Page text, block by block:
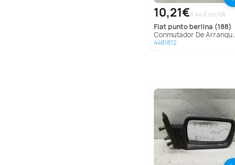
10,21€8.44 € sin IVA
fiat punto berlina (188)
Conmutador De Arranque Para Fiat Punto Berlina
4481812